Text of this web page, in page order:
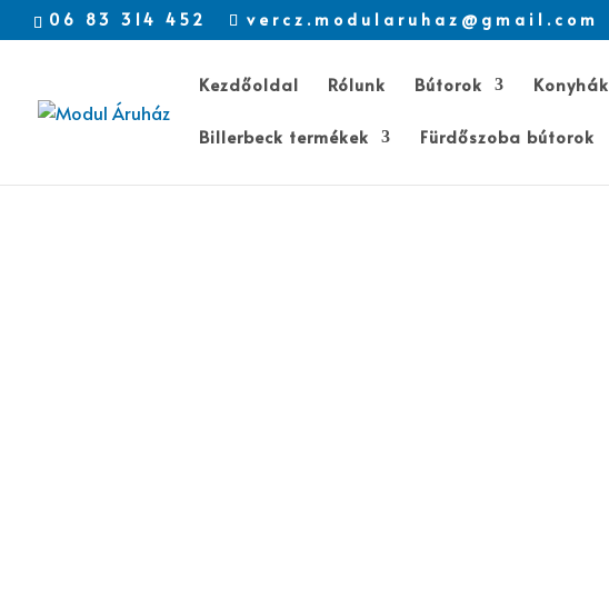
06 83 314 452 vercz.modularuhaz@gmail.com
Kezdőoldal Rólunk Bútorok Konyhák
Billerbeck termékek Fürdőszoba bútorok